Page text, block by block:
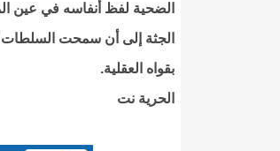
الضحية لفظ أنفاسه في عين
الجثة إلى أن سمحت السلطات
بقواه العقلية.
الحرية نت